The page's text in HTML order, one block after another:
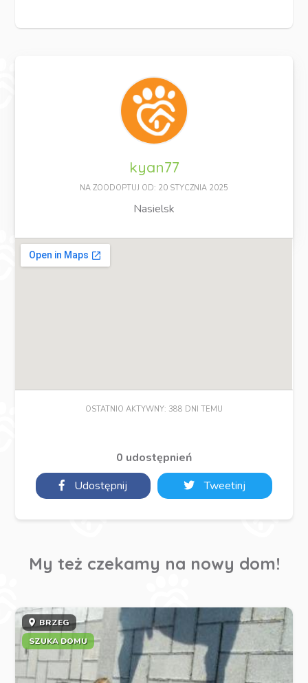
kyan77
NA ZOODOPTUJ OD: 20 STYCZNIA 2025
Nasielsk
OSTATNIO AKTYWNY: 388 DNI TEMU
0 udostępnień
Udostępnij
Tweetinj
My też czekamy na nowy dom!
BRZEG
SZUKA DOMU